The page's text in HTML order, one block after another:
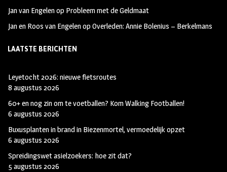
Jan van Engelenop Probleem met de Geldmaat
Jan en Roos van EngelenopOverleden: Annie Bolenius – Berkelmans
LAATSTE BERICHTEN
Leyetocht 2026: nieuwe fietsroutes
8 augustus 2026
60+ en nog zin om te voetballen? Kom Walking Footballen!
6 augustus 2026
Buxusplanten in brand in Biezenmortel, vermoedelijk opzet
6 augustus 2026
Spreidingswet asielzoekers: hoe zit dat?
5 augustus 2026